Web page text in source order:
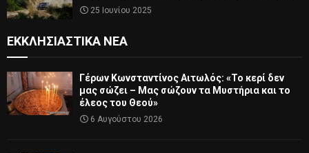
25 Ιουνίου 2025
ΕΚΚΛΗΣΙΑΣΤΙΚΆ ΝΈΑ
Γέρων Κωνσταντίνος Αιτωλός: «Το κερί δεν
μας σώζει – Μας σώζουν τα Μυστήρια και το
έλεος του Θεού»
6 Αυγούστου 2026